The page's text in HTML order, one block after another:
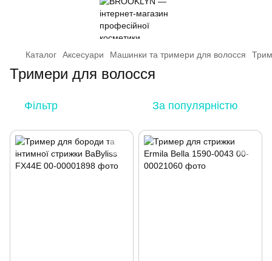
Каталог Аксесуари Машинки та тримери для волосся
Тримери для волосся
Фільтр За популярністю